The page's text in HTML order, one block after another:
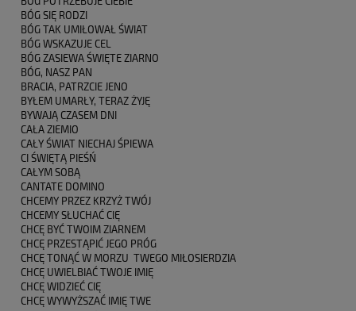
BÓG SIĘ RODZI
BÓG TAK UMIŁOWAŁ ŚWIAT
BÓG WSKAZUJE CEL
BÓG ZASIEWA ŚWIĘTE ZIARNO
BÓG, NASZ PAN
BRACIA, PATRZCIE JENO
BYŁEM UMARŁY, TERAZ ŻYJĘ
BYWAJĄ CZASEM DNI
CAŁA ZIEMIO
CAŁY ŚWIAT NIECHAJ ŚPIEWA
CI ŚWIĘTĄ PIEŚŃ
CAŁYM SOBĄ
CANTATE DOMINO
CHCEMY PRZEZ KRZYŻ TWÓJ
CHCEMY SŁUCHAĆ CIĘ
CHCĘ BYĆ TWOIM ZIARNEM
CHCĘ PRZESTĄPIĆ JEGO PRÓG
CHCĘ TONĄĆ W MORZU TWEGO MIŁOSIERDZIA
CHCĘ UWIELBIAĆ TWOJE IMIĘ
CHCĘ WIDZIEĆ CIĘ
CHCĘ WYWYŻSZAĆ IMIĘ TWE